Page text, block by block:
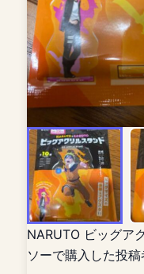
NARUTO ビッグア
ソーで購入した投稿